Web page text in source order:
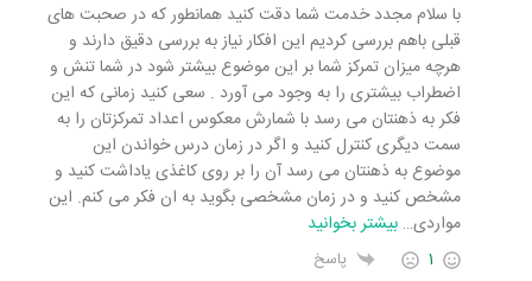
با سلام مجدد خدمت شما دقت کنید همانطور که در صحبت های
قبلی باهم بررسی کردیم این افکار نیاز به بررسی دقیق دارند و
هرچه میزان تمرکز شما بر این موضوع بیشتر شود در شما تنش و
اضطراب بیشتری را به وجود می آورد . سعی کنید زمانی که این
فکر به ذهنتان می رسد با شمارش معکوس اعداد تمرکزتان را به
سمت دیگری کنترل کنید و اگر در زمان درس خواندن این
موضوع به ذهنتان می رسد آن را بر روی کاغذی یاداشت کنید و
مشخص کنید و در زمان مشخصی بگوید به ان فکر می کنم. این
مواردی… بیشتر بخوانید
1 پاسخ